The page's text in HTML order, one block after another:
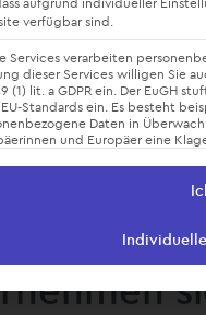
verfügbar sind.
Services verarbeiten
dieser Services willigen Sie
(1) lit. a GDPR ein. Der EuGH
Standards ein. Es besteht
Daten in
und Europäer eine